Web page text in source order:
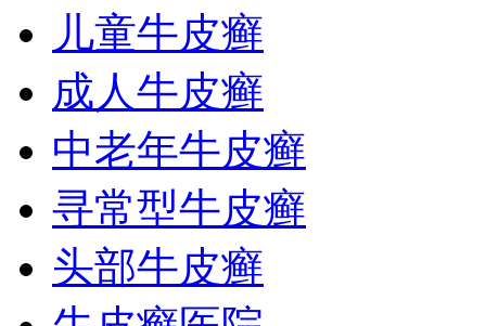
儿童牛皮癣
成人牛皮癣
中老年牛皮癣
寻常型牛皮癣
头部牛皮癣